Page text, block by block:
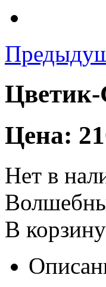
Цветик-
Цена:
Нет в
В корзину